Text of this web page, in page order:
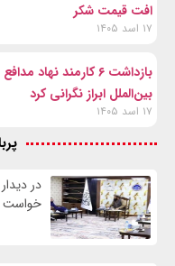
افت قیمت شکر
۱۷ اسد ۱۴۰۵
بازداشت ۶ کارمند
بین‌الملل ابراز نگرانی کرد
۱۷ اسد ۱۴۰۵
در
خواست